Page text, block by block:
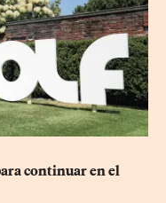
continuar en el